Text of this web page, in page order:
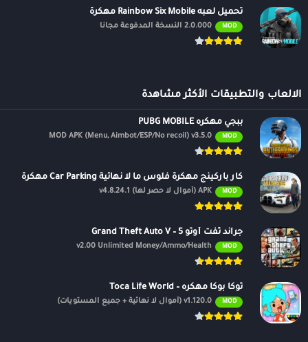
تحميل لعبه Rainbow Six Mobile مهكرة
MOD 2.0.000 النسخة المدفوعة مجانًا
الالعاب والتطبيقات الأكثر مشاهدة
ببجي مهكره PUBG MOBILE
MOD
MOD APK (Menu, Aimbot/ESP/No recoil) v3.5.0
كار باركينج مهكرة فلوس ما لا نهائية Car Parking مهكرة
MOD APK (أموال لا حصر لها) v4.8.24.1
جراند ثفت أوتو 5 – Grand Theft Auto V
MOD
v2.00 Unlimited Money/Ammo/Health
توكا بوكا مهكره – Toca Life World
MOD v1.120.0 (أموال لا نهائية + جميع المستويات)